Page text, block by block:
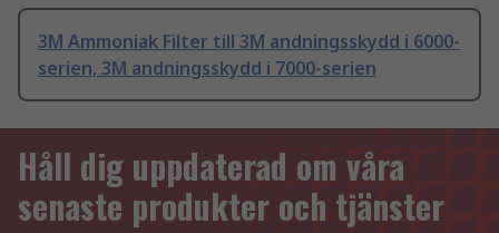
3M Ammoniak Filter till 3M andningsskydd i 6000-
serien, 3M andningsskydd i 7000-serien
Håll dig uppdaterad om våra
senaste produkter och tjänster